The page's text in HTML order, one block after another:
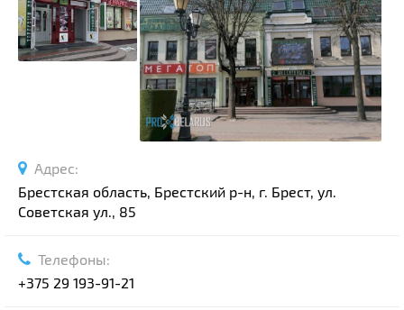
Адрес:
Брестская область, Брестский р-н, г. Брест, ул.
Советская ул., 85
Телефоны:
+375 29 193-91-21